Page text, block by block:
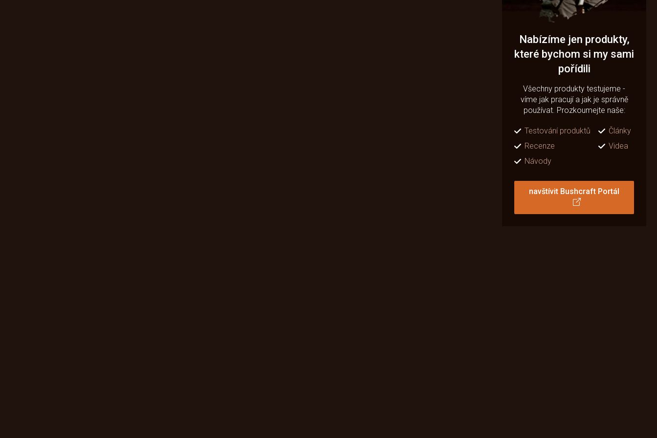
Nabízíme jen produkty,
které bychom si my sami
pořídili
Všechny produkty testujeme -
víme jak pracují a jak je správně
používat. Prozkoumejte naše:
Testování produktů
Články
Recenze
Videa
Návody
navštívit Bushcraft Portál